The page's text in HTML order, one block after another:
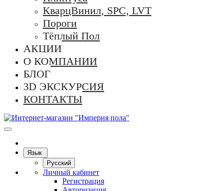
КварцВинил, SPC, LVT
Пороги
Тёплый Пол
АКЦИИ
О КОМПАНИИ
БЛОГ
3D ЭКСКУРСИЯ
КОНТАКТЫ
Язык
Русский
Личный кабинет
Регистрация